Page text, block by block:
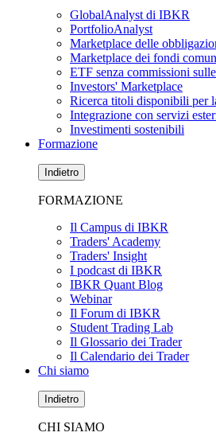
GlobalAnalyst di IBKR
PortfolioAnalyst
Marketplace delle
Marketplace dei fondi
ETF senza commissioni
Investors' Marketplace
Ricerca titoli disponibili per
Integrazione con servizi
Investimenti sostenibili
Formazione
Indietro
FORMAZIONE
Il Campus di IBKR
Traders' Academy
Traders' Insight
I podcast di IBKR
IBKR Quant Blog
Webinar
Il Forum di IBKR
Student Trading Lab
Il Glossario dei Trader
Il Calendario dei Trader
Chi siamo
Indietro
CHI SIAMO